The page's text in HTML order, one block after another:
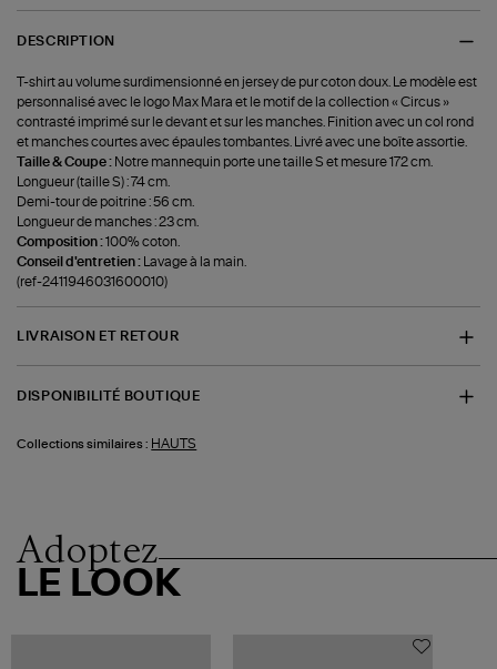
DESCRIPTION
T-shirt au volume surdimensionné en jersey de pur coton doux. Le modèle est
personnalisé avec le logo Max Mara et le motif de la collection « Circus »
contrasté imprimé sur le devant et sur les manches. Finition avec un col rond
et manches courtes avec épaules tombantes. Livré avec une boîte assortie.
Taille & Coupe : Notre mannequin porte une taille S et mesure 172 cm.
Longueur (taille S) : 74 cm.
Demi-tour de poitrine : 56 cm.
Longueur de manches : 23 cm.
Composition :100% coton.
Conseil d'entretien :
Lavage à la main.
(ref-2411946031600010)
LIVRAISON ET RETOUR
DISPONIBILITÉ BOUTIQUE
Collections similaires : HAUTS
Adoptez
LE LOOK